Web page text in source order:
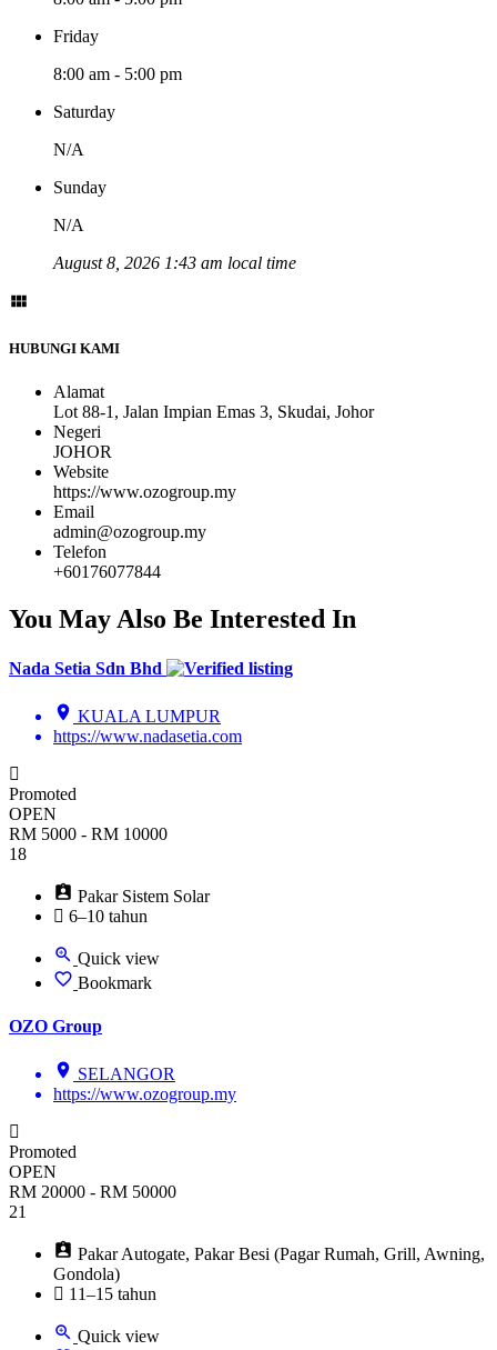
Friday
8:00 am - 5:00 pm
Saturday
N/A
Sunday
N/A
August 8, 2026 1:43 am local time
HUBUNGI KAMI
Alamat
Lot 88-1, Jalan Impian Emas 3, Skudai, Johor
Negeri
JOHOR
Website
https://www.ozogroup.my
Email
admin@ozogroup.my
Telefon
+60176077844
You May Also Be Interested In
Nada Setia Sdn Bhd
KUALA LUMPUR
https://www.nadasetia.com
Promoted
OPEN
RM 5000 - RM 10000
18
Pakar Sistem Solar
6–10 tahun
Quick view
Bookmark
OZO Group
SELANGOR
https://www.ozogroup.my
Promoted
OPEN
RM 20000 - RM 50000
21
Pakar Autogate, Pakar Besi (Pagar Rumah, Grill, Awning,
Gondola)
11–15 tahun
Quick view